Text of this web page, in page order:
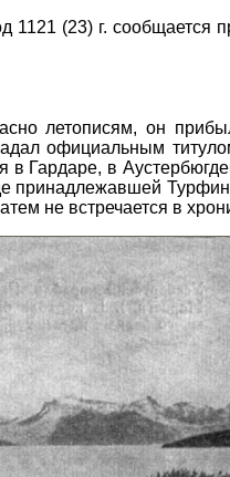
1121 (23) г. сообщается
летописям, он
официальным
Гардаре, в
принадлежавшей
не встречается в